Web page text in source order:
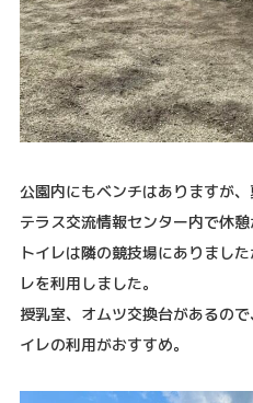
公園内にもベンチはありますが
テラス交流情報センター内で休憩
トイレは隣の競技場にありまし
レを利用しました。
授乳室、オムツ交換台があるの
イレの利用がおすすめ。